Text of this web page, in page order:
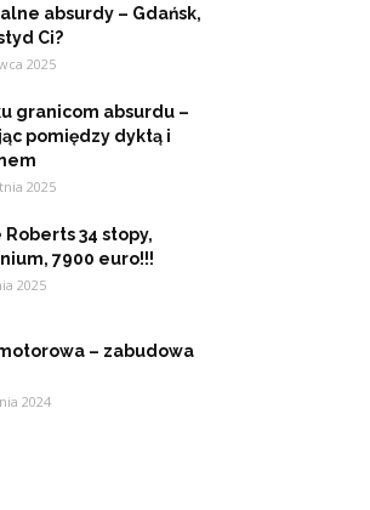
absurdy – Gdańsk,
Ci?
2025
granicom absurdu –
pomiędzy dyktą i
2025
Roberts 34 stopy,
7900 euro!!!
2025
– zabudowa
2024